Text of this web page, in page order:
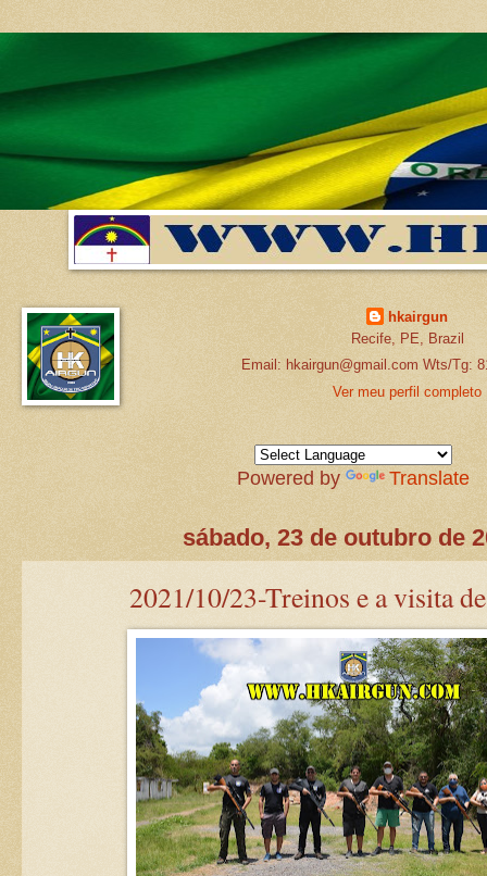
hkairgun
Recife, PE, Brazil
Email: hkairgun@gmail.com Wts/Tg:
Ver meu perfil completo
Powered by Translate
sábado, 23 de outubro de
2021/10/23-Treinos e a visita